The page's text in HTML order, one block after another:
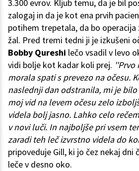
3.300 evrov. Kljub temu, da je bil
zalogaj in da je kot ena prvih
potihem trepetala, da bo operacija
žal. Pred tremi tedni ji je izkušeni
Bobby Qureshi lečo vsadil v levo
vidi bolje kot kadar koli prej. ''Prvo
morala spati s prevezo na očesu.
naslednji dan odstranila, mi je
moj vid na levem očesu zelo
videla bolj jasno. Lahko celo
v novi luči. In najboljše pri vsem
zaradi teh leč izvrstno videla do
pripoveduje Gill, ki jo čez nekaj dni
leče v desno oko.